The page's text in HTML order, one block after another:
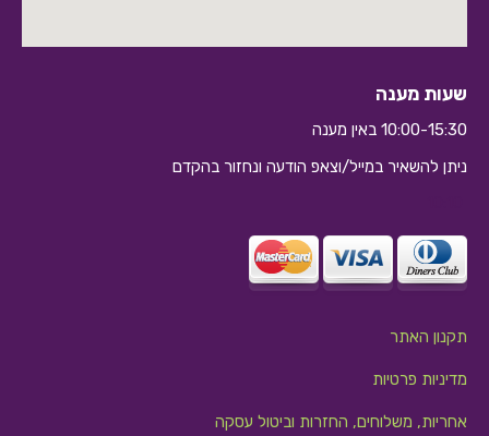
שעות מענה
10:00-15:30 באין מענה
ניתן להשאיר במייל/וצאפ הודעה ונחזור בהקדם
תקנון האתר
מדיניות פרטיות
אחריות, משלוחים, החזרות וביטול עסקה